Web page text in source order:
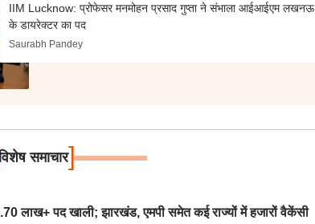
IIM Lucknow: प्रोफेसर मनमोहन प्रसाद गुप्ता ने संभाला आईआईएम लखनऊ
के डायरेक्टर का पद
Saurabh Pandey
समाचार]
लाख+ पद खाली; झारखंड, एमपी समेत कई राज्यों में हजारों वैकेंसी